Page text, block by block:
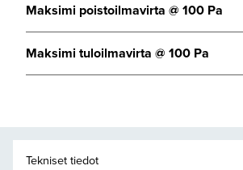
Maksimi poistoilmavirta @ 100 Pa
Maksimi tuloilmavirta @ 100 Pa